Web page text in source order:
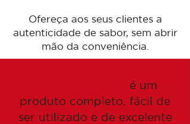
Ofereça aos seus clientes a
autenticidade de sabor, sem abrir
mão da conveniência.
é um
produto completo, fácil de
ser utilizado e de excelente